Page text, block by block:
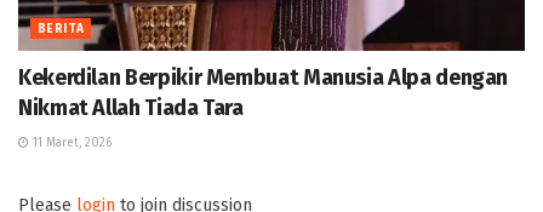
BERITA
Kekerdilan Berpikir Membuat Manusia Alpa dengan
Nikmat Allah Tiada Tara
11 Maret, 2026
Please login to join discussion